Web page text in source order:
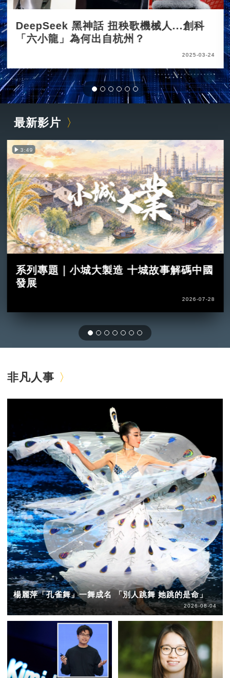
DeepSeek 黑神話 扭秧歌機械人...創科
「六小龍」為何出自杭州？
2025-03-24
最新影片
3:49
系列專題｜小城大製造 十城故事解碼中國
發展
2026-07-28
非凡人事
楊麗萍「孔雀舞」一舞成名 「別人跳舞 她跳的是命」
2026-08-04